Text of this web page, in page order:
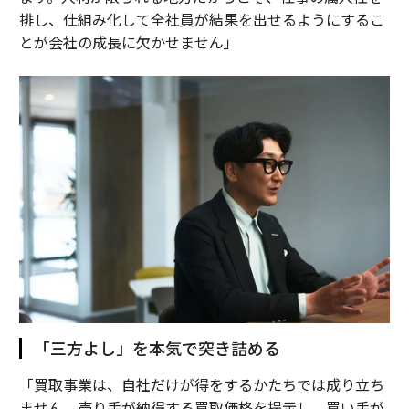
排し、仕組み化して全社員が結果を出せるようにするこ
とが会社の成長に欠かせません」
「三方よし」を本気で突き詰める
「買取事業は、自社だけが得をするかたちでは成り立ち